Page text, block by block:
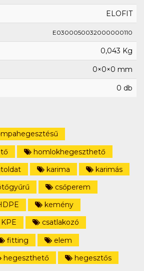
ELOFIT
E0300050032000000110
0,043 Kg
0×0×0 mm
0 db
homlokhegeszthető
karima
karimás
csőperem
kemény
KPE
csatlakozó
fitting
elem
hegeszthető hegesztős